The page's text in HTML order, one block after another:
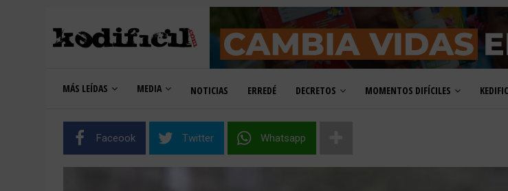
MÁS LEÍDAS MEDIA NOTICIAS ERREDÉ DECRETOS MOMENTOS DIFÍCILES
Faceook Twitter Whatsapp